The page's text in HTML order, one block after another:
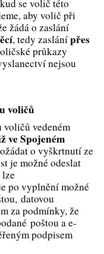
se volič této
aby volič při
žádá o zaslání
, tedy zaslánípřes
průkazy
nejsou
voličů
voličů vedeném
ve Spojeném
o vyškrtnutí ze
je možné odeslat
lze
po vyplnění možné
datovou
za podmínky, že
poštou a e-
podpisem